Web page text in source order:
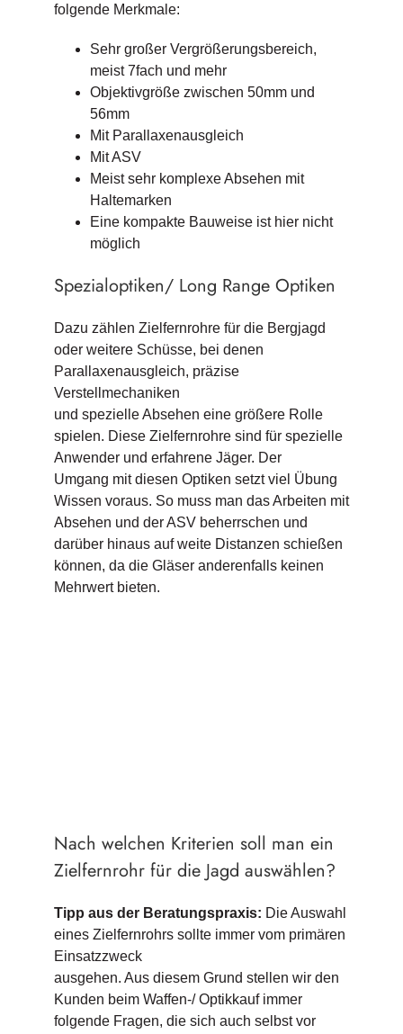
folgende Merkmale:
Sehr großer Vergrößerungsbereich,
meist 7fach und mehr
Objektivgröße zwischen 50mm und
56mm
Mit Parallaxenausgleich
Mit ASV
Meist sehr komplexe Absehen mit
Haltemarken
Eine kompakte Bauweise ist hier nicht
möglich
Spezialoptiken/ Long Range Optiken
Dazu zählen Zielfernrohre für die Bergjagd
oder weitere Schüsse, bei denen
Parallaxenausgleich, präzise
Verstellmechaniken
und spezielle Absehen eine größere Rolle
spielen. Diese Zielfernrohre sind für spezielle
Anwender und erfahrene Jäger. Der
Umgang mit diesen Optiken setzt viel Übung
Wissen voraus. So muss man das Arbeiten mit
Absehen und der ASV beherrschen und
darüber hinaus auf weite Distanzen schießen
können, da die Gläser anderenfalls keinen
Mehrwert bieten.
Nach welchen Kriterien soll man ein
Zielfernrohr für die Jagd auswählen?
Tipp aus der Beratungspraxis: Die Auswahl
eines Zielfernrohrs sollte immer vom primären
Einsatzzweck
ausgehen. Aus diesem Grund stellen wir den
Kunden beim Waffen-/ Optikkauf immer
folgende Fragen, die sich auch selbst vor